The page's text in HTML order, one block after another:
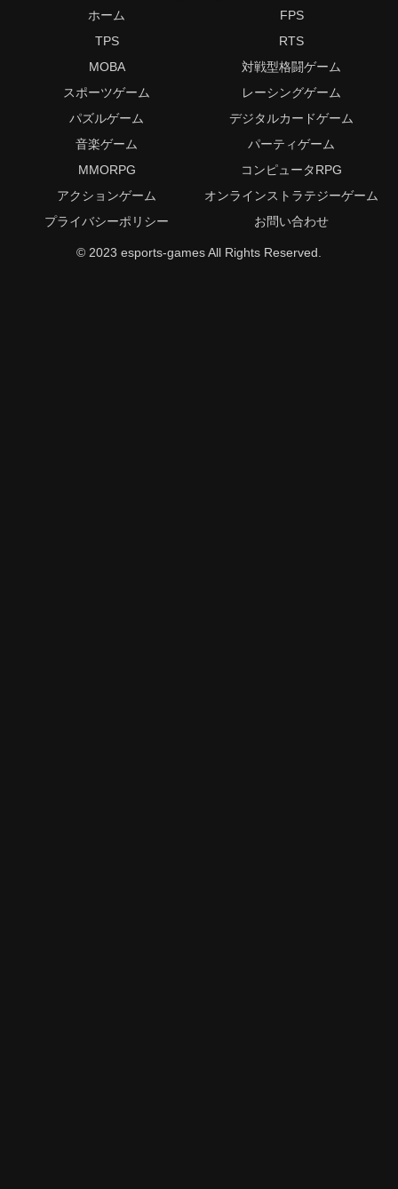
ホーム
FPS
TPS
RTS
MOBA
対戦型格闘ゲーム
スポーツゲーム
レーシングゲーム
パズルゲーム
デジタルカードゲーム
音楽ゲーム
パーティゲーム
MMORPG
コンピュータRPG
アクションゲーム
オンラインストラテジーゲーム
プライバシーポリシー
お問い合わせ
© 2023 esports-games All Rights Reserved.